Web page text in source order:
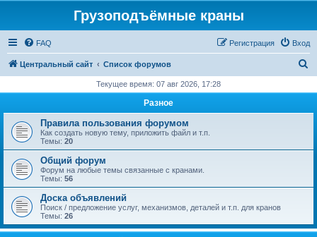
Грузоподъёмные краны
FAQ Вход
Регистрация
Центральный сайт Список форумов
с
Текущее время: 07 авг 2026, 17:28
Разное
Правила пользования форумом
Как создать новую тему, приложить файл и т.п.
Темы: 20
Общий форум
Форум на любые темы связанные с кранами.
Темы: 56
Доска объявлений
Поиск / предложение услуг, механизмов, деталей и т.п. для кранов
Темы: 26